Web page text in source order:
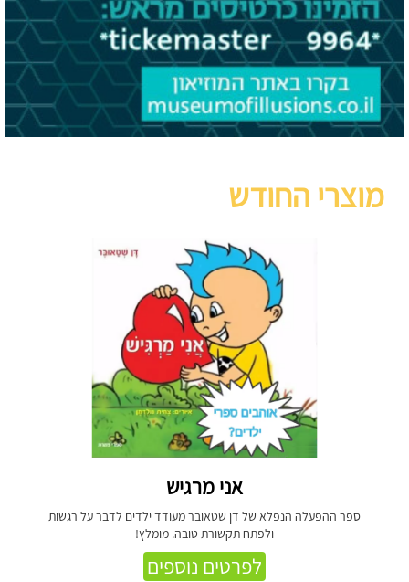
מוצרי החודש
אני מרגיש
ספר ההפעלה הנפלא של דן שטאובר מעודד ילדים לדבר על רגשות
ולפתח תקשורת טובה. מומלץ!
לפרטים נוספים